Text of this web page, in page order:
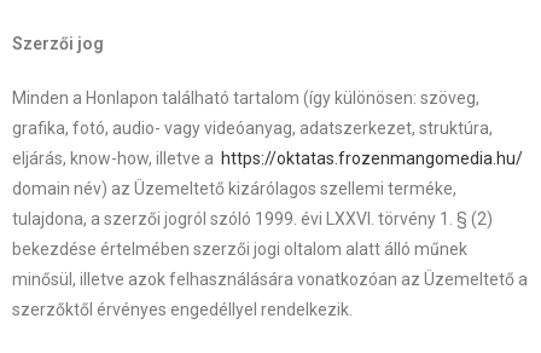
Szerzői jog
Minden a Honlapon található tartalom (így különösen: szöveg,
grafika, fotó, audio- vagy videóanyag, adatszerkezet, struktúra,
eljárás, know-how, illetve a https://oktatas.frozenmangomedia.hu/
domain név) az Üzemeltető kizárólagos szellemi terméke,
tulajdona, a szerzői jogról szóló 1999. évi LXXVI. törvény 1. § (2)
bekezdése értelmében szerzői jogi oltalom alatt álló műnek
minősül, illetve azok felhasználására vonatkozóan az Üzemeltető a
szerzőktől érvényes engedéllyel rendelkezik.